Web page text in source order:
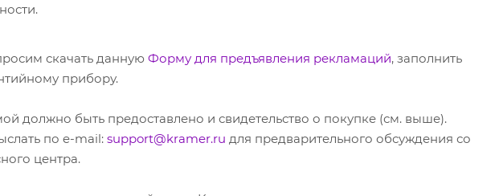
скачать данную Форму для предъявления рекламаций, заполнить
прибору.
должно быть предоставлено и свидетельство о покупке (см. выше).
по e-mail: support@kramer.ru для предварительного обсуждения со
центра.